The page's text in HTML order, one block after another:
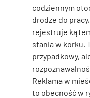
codziennym
drodze do
rejestruje
stania w korku.
przypadkowy,
Reklama w
to obecność w